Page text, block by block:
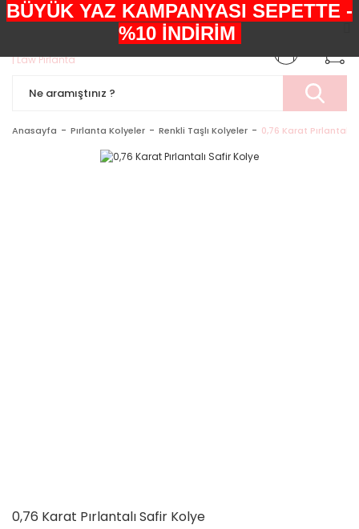
+90552 303 05 29
Anasayfa Pırlanta Kolyeler Renkli Taşlı Kolyeler 0,76 Karat Pırlantalı
0,76 Karat Pırlantalı Safir Kolye
BÜYÜK YAZ KAMPANYASI SEPETTE -
%10 İNDİRİM